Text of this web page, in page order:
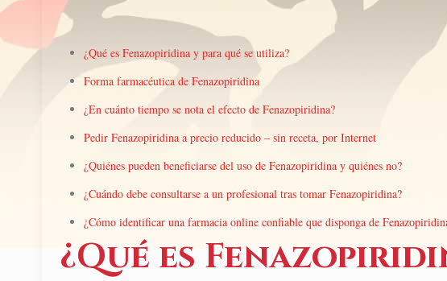
¿Qué es Fenazopiridina y para qué se utiliza?
Forma farmacéutica de Fenazopiridina
¿En cuánto tiempo se nota el efecto de Fenazopiridina?
Pedir Fenazopiridina a precio reducido – sin receta, por Internet
¿Quiénes pueden beneficiarse del uso de Fenazopiridina y quiénes no?
¿Cuándo debe consultarse a un profesional tras tomar Fenazopiridina?
¿Cómo identificar una farmacia online confiable que disponga de
¿Qué es